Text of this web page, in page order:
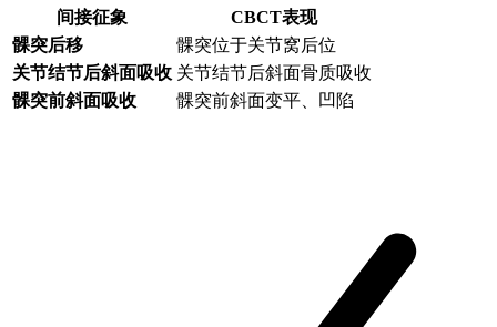
间接征象
CBCT表现
髁突后移
髁突位于关节窝后位
关节结节后斜面吸收 关节结节后斜面骨质吸收
髁突前斜面吸收
髁突前斜面变平、凹陷